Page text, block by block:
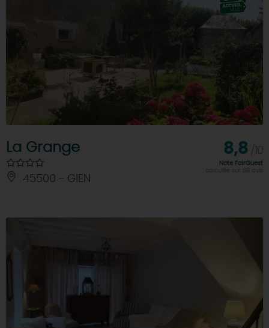
La Grange
45500 - GIEN
8,8
Note FairGuest
calculée sur 68 avis